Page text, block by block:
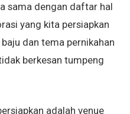
sama dengan daftar hal
yang kita persiapkan
dan tema pernikahan
berkesan tumpeng
adalah venue